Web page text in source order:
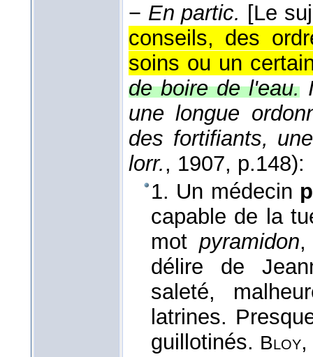
− En partic. [Le
conseils, des
soins ou un
de boire de l'eau.
une longue
des fortifiants,
lorr., 1907, p.148):
1. Un médecin
capable de la
mot pyramidon,
délire de
saleté,
latrines.
guillotinés. Bloy,